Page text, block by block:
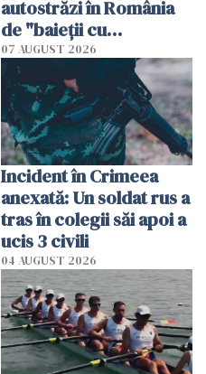
autostrăzi în România
de "baieții cu
platforme": "Mi-au
cerut 1200 lei să mă
tracteze"
07 AUGUST 2026
Incident în Crimeea
anexată: Un soldat rus a
tras în colegii săi apoi a
ucis 3 civili
04 AUGUST 2026